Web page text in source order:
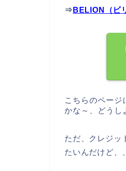
⇒ BELION（ビ
こちらのページ
かな～、どうし
ただ、クレジッ
たいんだけど、